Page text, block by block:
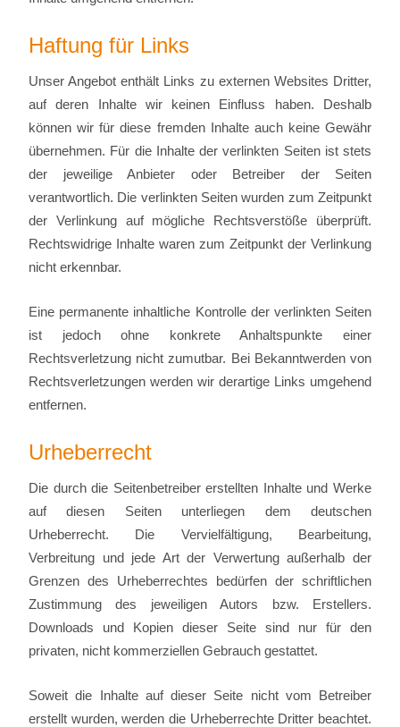
Haftung für Links
Unser Angebot enthält Links zu externen Websites Dritter,
auf deren Inhalte wir keinen Einfluss haben. Deshalb
können wir für diese fremden Inhalte auch keine Gewähr
übernehmen. Für die Inhalte der verlinkten Seiten ist stets
der jeweilige Anbieter oder Betreiber der Seiten
verantwortlich. Die verlinkten Seiten wurden zum Zeitpunkt
der Verlinkung auf mögliche Rechtsverstöße überprüft.
Rechtswidrige Inhalte waren zum Zeitpunkt der Verlinkung
nicht erkennbar.
Eine permanente inhaltliche Kontrolle der verlinkten Seiten
ist jedoch ohne konkrete Anhaltspunkte einer
Rechtsverletzung nicht zumutbar. Bei Bekanntwerden von
Rechtsverletzungen werden wir derartige Links umgehend
entfernen.
Urheberrecht
Die durch die Seitenbetreiber erstellten Inhalte und Werke
auf diesen Seiten unterliegen dem deutschen
Urheberrecht. Die Vervielfältigung, Bearbeitung,
Verbreitung und jede Art der Verwertung außerhalb der
Grenzen des Urheberrechtes bedürfen der schriftlichen
Zustimmung des jeweiligen Autors bzw. Erstellers.
Downloads und Kopien dieser Seite sind nur für den
privaten, nicht kommerziellen Gebrauch gestattet.
Soweit die Inhalte auf dieser Seite nicht vom Betreiber
erstellt wurden, werden die Urheberrechte Dritter beachtet.